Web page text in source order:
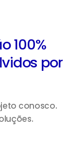
100%
por
conosco.